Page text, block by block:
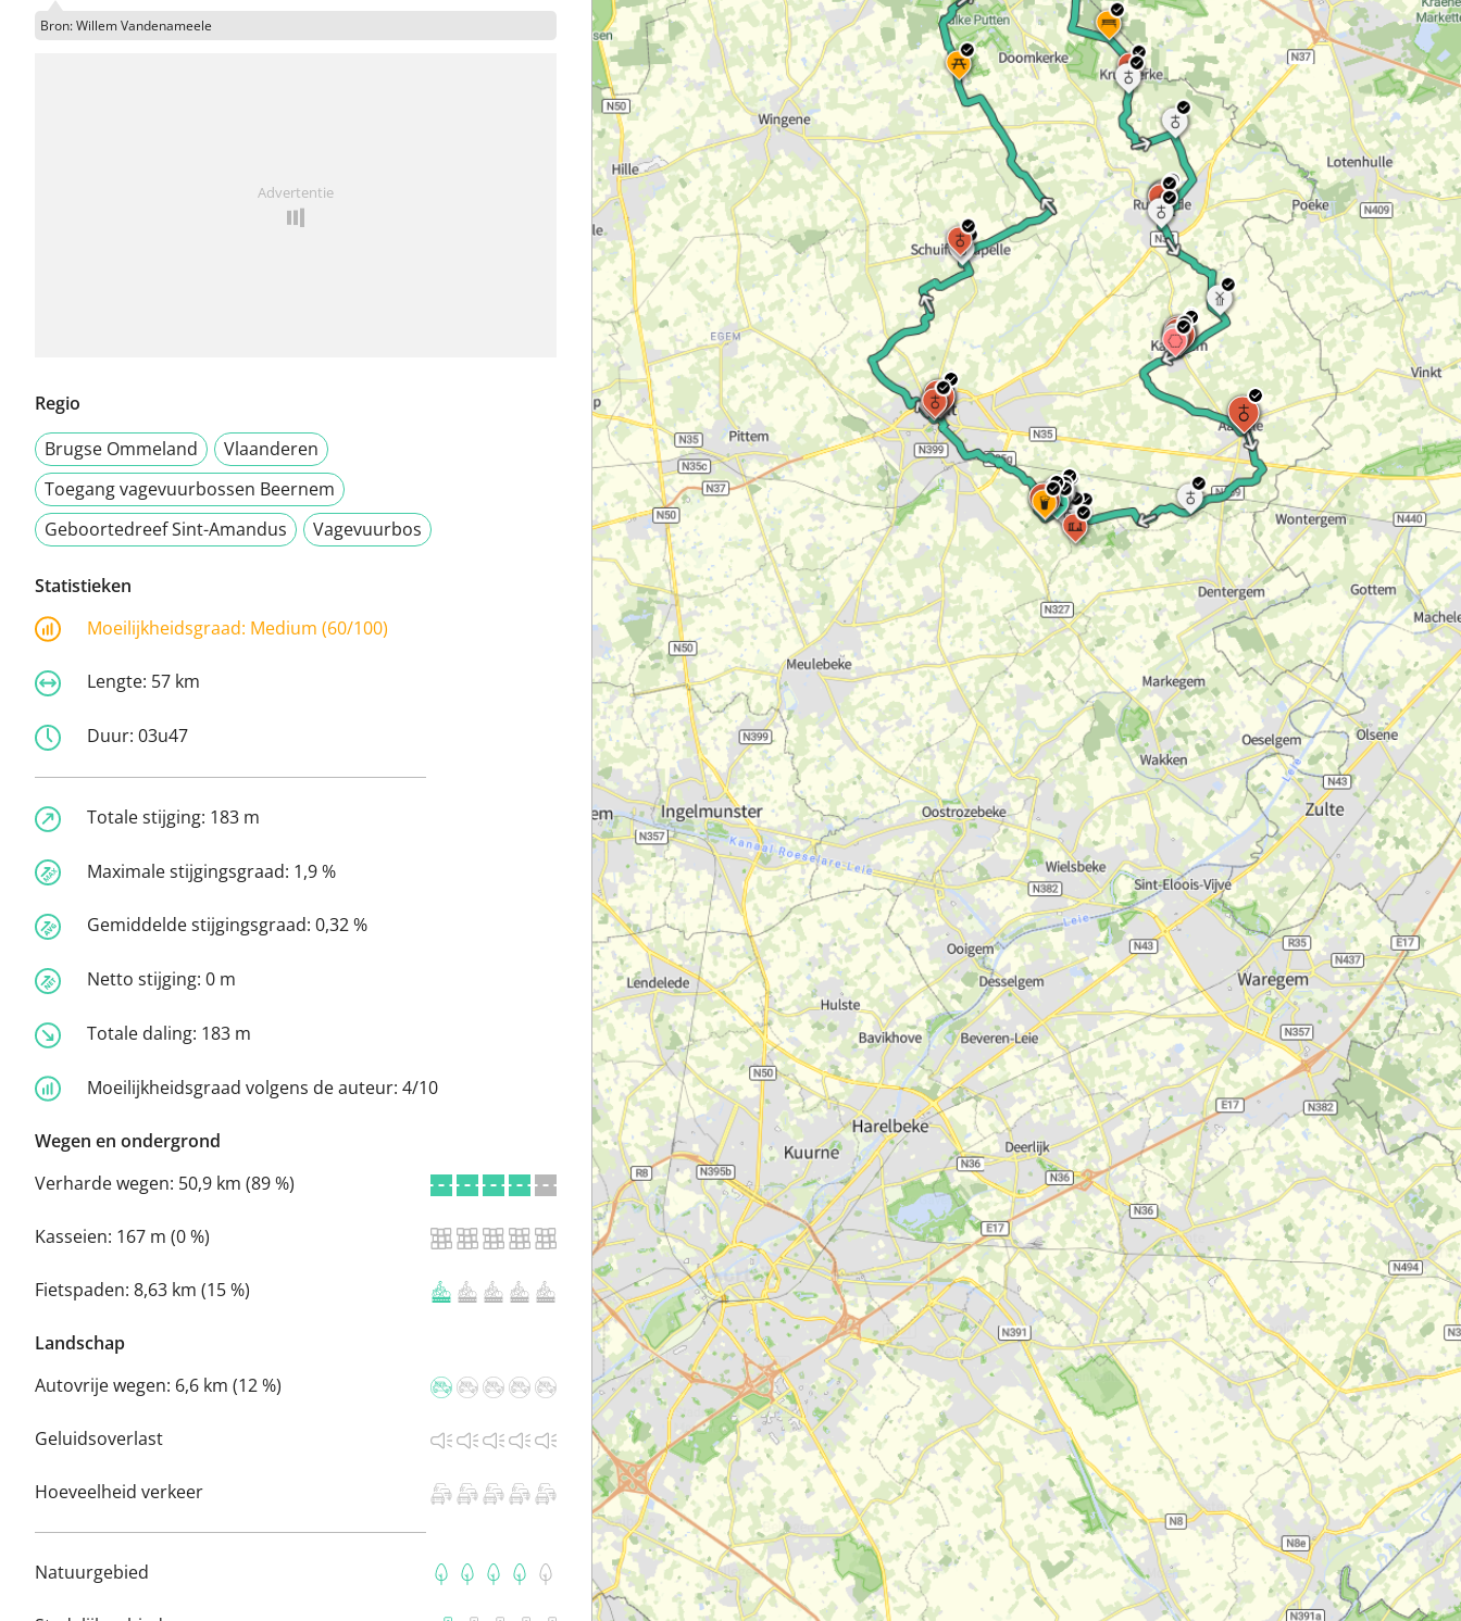
Bron: Willem Vandenameele
Advertentie
Regio
Brugse Ommeland
Vlaanderen
Toegang vagevuurbossen Beernem
Geboortedreef Sint-Amandus
Vagevuurbos
Statistieken
Moeilijkheidsgraad: Medium (60/100)
Lengte: 57 km
Duur: 03u47
Totale stijging: 183 m
Maximale stijgingsgraad: 1,9 %
Gemiddelde stijgingsgraad: 0,32 %
Netto stijging: 0 m
Totale daling: 183 m
Moeilijkheidsgraad volgens de auteur: 4/10
Wegen en ondergrond
Verharde wegen: 50,9 km (89 %)
Kasseien: 167 m (0 %)
Fietspaden: 8,63 km (15 %)
Landschap
Autovrije wegen: 6,6 km (12 %)
Geluidsoverlast
Hoeveelheid verkeer
Natuurgebied